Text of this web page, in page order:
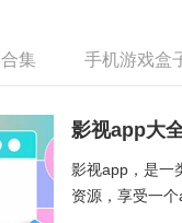
集 手机游戏盒
影视app大
影视app，是一
资源，享受一个